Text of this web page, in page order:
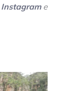
Instagrame